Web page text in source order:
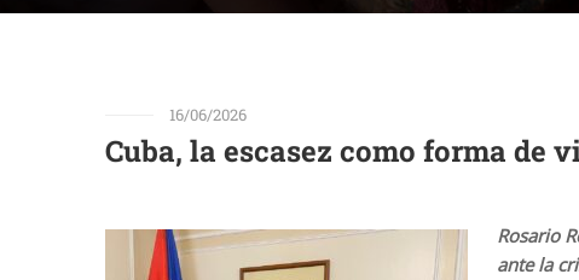
16/06/2026
Cuba, la escasez como forma de
Rosario
ante la